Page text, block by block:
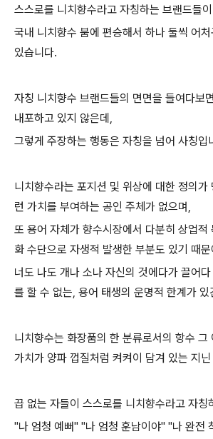
스스로를 니치향수라고 자칭하는 브랜드들이
국내 니치향수 붐에 편승해서 하나 둘씩 어
있습니다.
자칭 니치향수 브랜드들의 면면을 들여다보
내포하고 있지 않은데,
그렇게 주장하는 행동은 자칭을 넘어 사칭입
니치향수라는 포지션 및 위상에 대한 정의가
런 가치를 부여하는 공인 주체가 없으며,
또 용어 자체가 향수시장에서 다분히 상업적
화 수단으로 자생적 발생한 부분도 있기 때문
너도 나도 개나 소나 자신의 것에다가 끌어다
를 할 수 없는, 용어 태생의 운명적 한계가 있
니치향수는 화장품의 한 분류로서의 항수 그
가치가 양파 껍질처럼 켜켜이 담겨 있는 지
끕 없는 자들이 스스로를 니치향수라고 자칭
"나 엄청 예뻐" "나 엄청 훈남이야" "나 완전